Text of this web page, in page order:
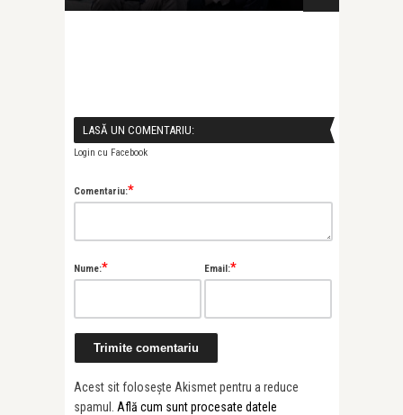
LASĂ UN COMENTARIU:
Login cu Facebook
Comentariu:*
Nume:* Email:*
Acest sit folosește Akismet pentru a reduce
spamul. Află cum sunt procesate datele